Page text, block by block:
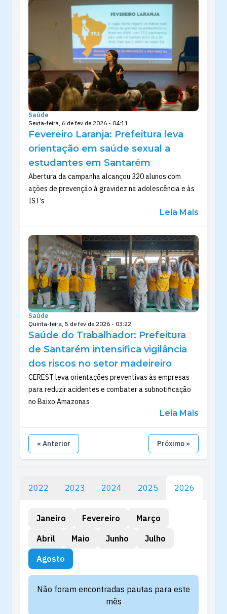
Saúde
Sexta-feira, 6 de fev de 2026 - 04:11
Fevereiro Laranja: Prefeitura leva
orientação em saúde sexual a
estudantes em Santarém
Abertura da campanha alcançou 320 alunos com
ações de prevenção à gravidez na adolescência e às
IST’s
Leia Mais
Saúde
Quinta-feira, 5 de fev de 2026 - 03:22
Saúde do Trabalhador: Prefeitura
de Santarém intensifica vigilância
dos riscos no setor madeireiro
CEREST leva orientações preventivas às empresas
para reduzir acidentes e combater a subnotificação
no Baixo Amazonas
Leia Mais
« Anterior Próximo »
2022 2023 2024 2025 2026
Janeiro Fevereiro
Março
Abril
Maio Junho
Julho
Agosto
Não foram encontradas pautas para este
mês